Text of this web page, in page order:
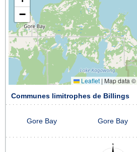
−
Leaflet | Map data ©
Communes limitrophes de Billings
Gore Bay Gore Bay